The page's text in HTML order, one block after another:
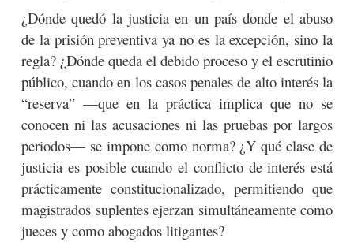
¿Dónde quedó la justicia en un país donde el abuso
de la prisión preventiva ya no es la excepción, sino la
regla? ¿Dónde queda el debido proceso y el escrutinio
público, cuando en los casos penales de alto interés la
“reserva” —que en la práctica implica que no se
conocen ni las acusaciones ni las pruebas por largos
periodos— se impone como norma? ¿Y qué clase de
justicia es posible cuando el conflicto de interés está
prácticamente constitucionalizado, permitiendo que
magistrados suplentes ejerzan simultáneamente como
jueces y como abogados litigantes?